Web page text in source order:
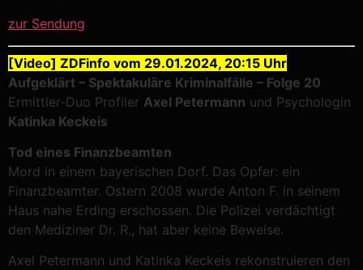
zur Sendung
[Video] ZDFinfo vom 29.01.2024, 20:15 Uhr
Aufgeklärt – Spektakuläre Kriminalfälle – Folge 20
Ermittler-Duo Profiler Axel Petermann und Psychologin
Katinka Keckeis
Tod eines Finanzbeamten
Mord in einem bayerischen Dorf. Das Opfer: ein
Finanzbeamter. Ostern 2008 wurde Anton F. in seinem
Haus nahe Erding erschossen. Die Polizei verdächtigt
den Mediziner Dr. R., hat aber keine Beweise.
Axel Petermann und Katinka Keckeis rekonstruieren den